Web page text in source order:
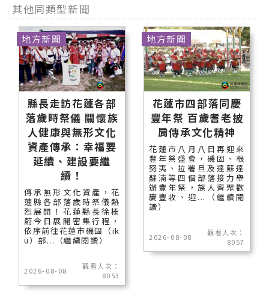
其他同類型新聞
縣長走訪花蓮各部
落歲時祭儀 關懷族
人健康與無形文化
資產傳承：幸福要
延續、建設要繼
續！
傳承無形文化資產，花
蓮縣各部落歲時祭儀熱
烈展開！花蓮縣長徐榛
蔚今日展開密集行程，
依序前往花蓮市磯固（ik
u）部...（繼續閱讀）
2026-08-08
觀看人次：
8053
地方新聞
花蓮市四部落同慶
豐年祭 百歲耆老披
肩傳承文化精神
花蓮市八月八日再迎來
豐年祭盛會，磯固、根
努夷、拉署旦及達蘇達
蘇湳等四個部落接力舉
辦豐年祭，族人齊聚歡
慶豐收、迎...（繼續閱
讀）
2026-08-08
觀看人次：
8057
地方新聞